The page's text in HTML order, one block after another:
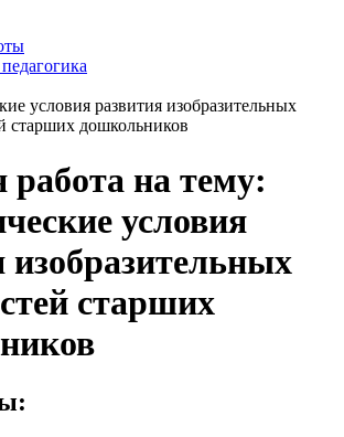
условия развития изобразительных
старших дошкольников
работа на тему:
условия
изобразительных
старших